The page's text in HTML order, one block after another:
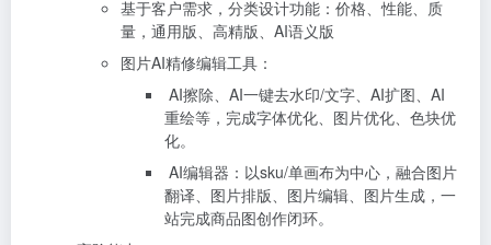
基于客户需求，分类设计功能：价格、性能、质
量，通用版、高精版、AI语义版
图片AI精修编辑工具：
AI擦除、AI一键去水印/文字、AI扩图、AI
重绘等，完成字体优化、图片优化、色块优
化。
AI编辑器：以sku/单画布为中心，融合图片
翻译、图片排版、图片编辑、图片生成，一
站完成商品图创作闭环。